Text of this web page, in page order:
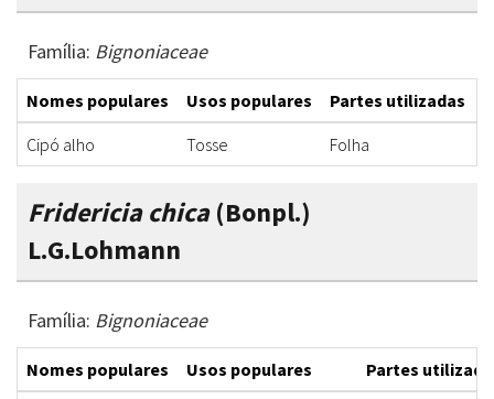
Família: Bignoniaceae
Nomes populares Usos populares Partes utilizadas
Cipó alho
Tosse Folha
Fridericia chica(Bonpl.)
L.G.Lohmann
Família: Bignoniaceae
Nomes populares Usos populares
Partes